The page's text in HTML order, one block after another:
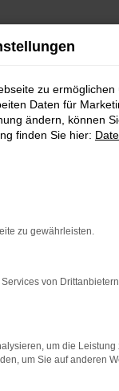
Funktioniert
sind.
bestimmte
zu
Daten für
ändern, können
finden Sie hier:
zu gewährleisten.
von
um die
um Sie auf anderen